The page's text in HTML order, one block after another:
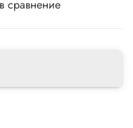
сравнение